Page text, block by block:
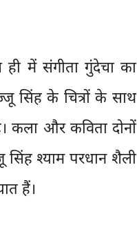
में संगीता गुंदेचा का
सिंह के चित्रों के साथ
कला और कविता दोनों
सिंह श्याम परधान शैली
हैं।